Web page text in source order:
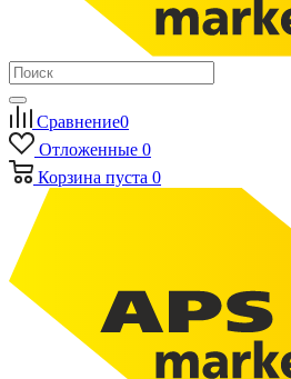
Сравнение0
Отложенные 0
Корзина пуста 0